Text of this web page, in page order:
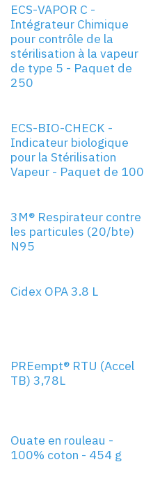
NOUVEAU!
ECS-VAPOR C -
Intégrateur Chimique
pour contrôle de la
stérilisation à la vapeur
de type 5 - Paquet de
250
NOUVEAU!
ECS-BIO-CHECK -
Indicateur biologique
pour la Stérilisation
Vapeur - Paquet de 100
3M® Respirateur contre
les particules (20/bte)
N95
Cidex OPA 3.8 L
PREempt® RTU (Accel
TB) 3,78L
Ouate en rouleau -
100% coton - 454 g